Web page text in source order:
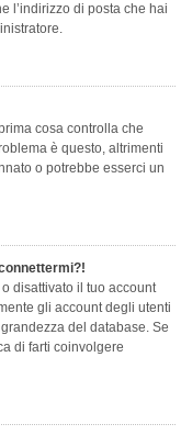
l’indirizzo di posta che hai
cosa controlla che
è questo, altrimenti
o potrebbe esserci un
disattivato il tuo account
gli account degli utenti
del database. Se
di farti coinvolgere